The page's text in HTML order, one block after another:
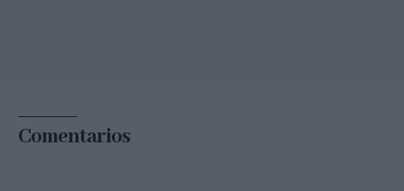
Comentarios